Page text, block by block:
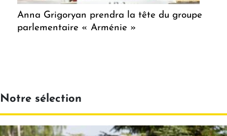
Anna Grigoryan prendra la tête du groupe
parlementaire « Arménie »
Notre sélection